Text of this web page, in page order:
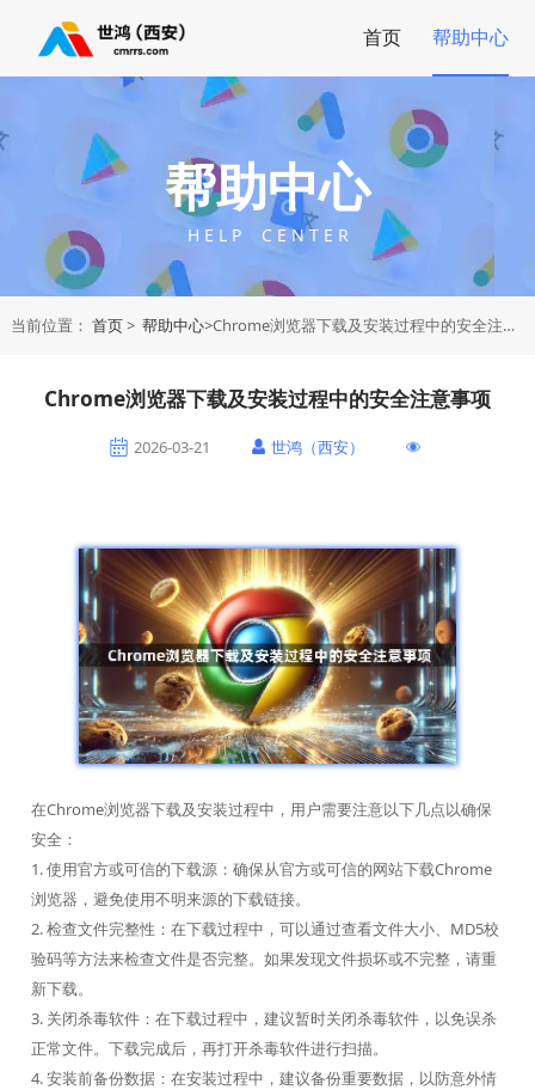
首页 帮助中心
帮助中心
H E L P C E N T E R
当前位置： 首页> 帮助中心>Chrome浏览器下载及安装过程中的安全注意事项
Chrome浏览器下载及安装过程中的安全注意事项
2026-03-21 世鸿（西安）
在Chrome浏览器下载及安装过程中，用户需要注意以下几点以确保
安全：
1. 使用官方或可信的下载源：确保从官方或可信的网站下载Chrome
浏览器，避免使用不明来源的下载链接。
2. 检查文件完整性：在下载过程中，可以通过查看文件大小、MD5校
验码等方法来检查文件是否完整。如果发现文件损坏或不完整，请重
新下载。
3. 关闭杀毒软件：在下载过程中，建议暂时关闭杀毒软件，以免误杀
正常文件。下载完成后，再打开杀毒软件进行扫描。
4. 安装前备份数据：在安装过程中，建议备份重要数据，以防意外情